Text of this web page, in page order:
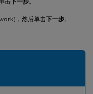
击下一步。
，然后单击下一步。